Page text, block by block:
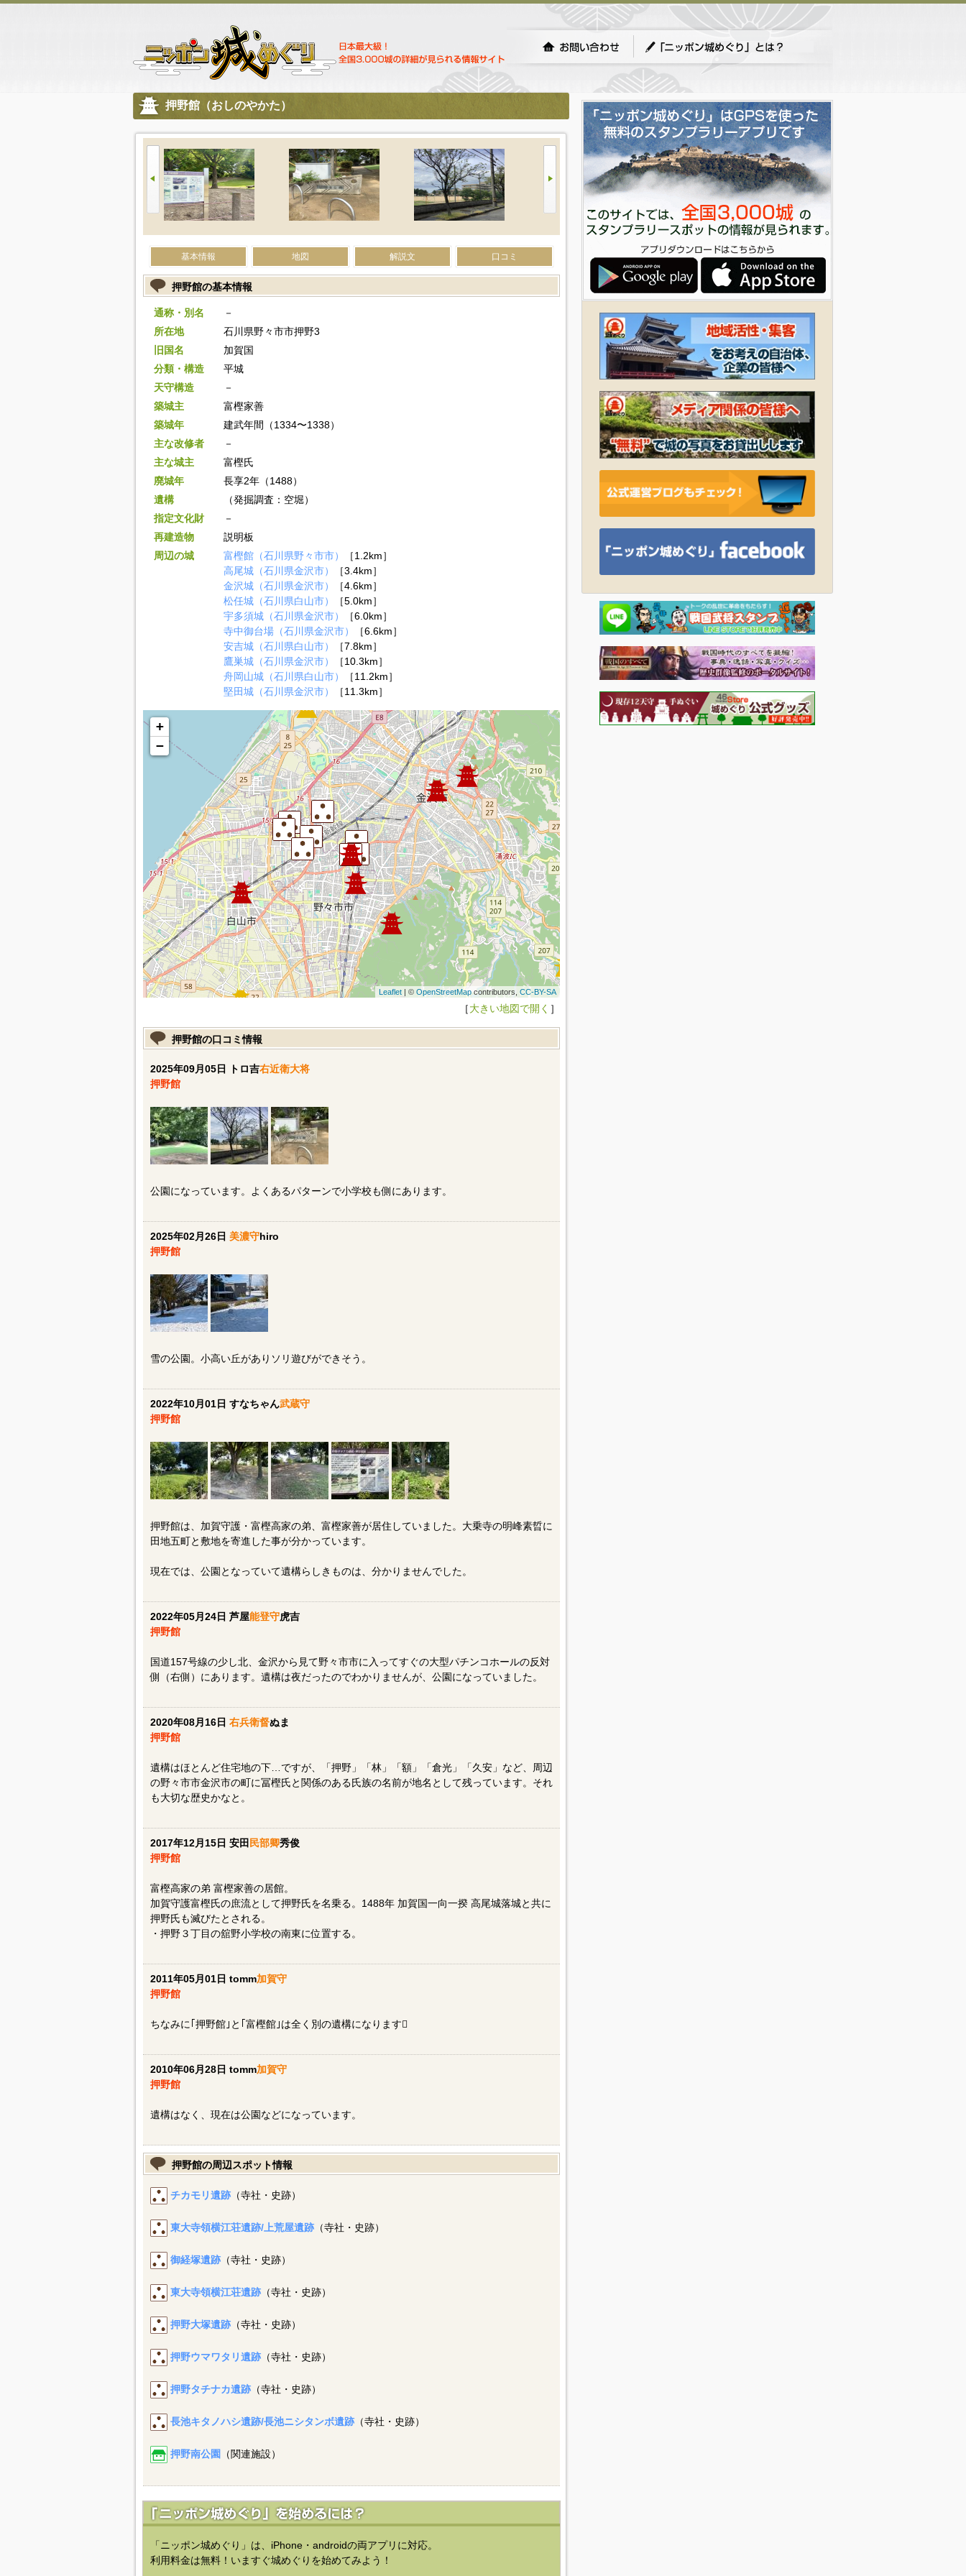
押野館（おしのやかた）
基本情報 地図 解説文 口コミ
押野館の基本情報
通称・別名
－
所在地
石川県野々市市押野3
旧国名
加賀国
分類・構造
平城
天守構造
－
築城主
富樫家善
築城年
建武年間（1334〜1338）
主な改修者
－
主な城主
富樫氏
廃城年
長享2年（1488）
遺構
（発掘調査：空堀）
指定文化財
－
再建造物
説明板
周辺の城
富樫館（石川県野々市市）
［1.2km］
高尾城（石川県金沢市）
［3.4km］
金沢城（石川県金沢市）
［4.6km］
松任城（石川県白山市）
［5.0km］
宇多須城（石川県金沢市）
［6.0km］
寺中御台場（石川県金沢市）
［6.6km］
安吉城（石川県白山市）
［7.8km］
鷹巣城（石川県金沢市）
［10.3km］
舟岡山城（石川県白山市）
［11.2km］
堅田城（石川県金沢市）
［11.3km］
+
−
Leaflet| © OpenStreetMapcontributors, CC-BY-SA
［大きい地図で開く ］
押野館の口コミ情報
2025年09月05日 トロ吉右近衛大将
押野館
公園になっています。よくあるパターンで小学校も側にあります。
2025年02月26日 美濃守hiro
押野館
雪の公園。小高い丘がありソリ遊びができそう。
2022年10月01日 すなちゃん武蔵守
押野館
押野館は、加賀守護・富樫高家の弟、富樫家善が居住していました。大乗寺の明峰素晢に
田地五町と敷地を寄進した事が分かっています。
現在では、公園となっていて遺構らしきものは、分かりませんでした。
2022年05月24日 芦屋能登守虎吉
押野館
国道157号線の少し北、金沢から見て野々市市に入ってすぐの大型パチンコホールの反対
側（右側）にあります。遺構は夜だったのでわかりませんが、公園になっていました。
2020年08月16日 右兵衛督ぬま
押野館
遺構はほとんど住宅地の下…ですが、「押野」「林」「額」「倉光」「久安」など、周辺
の野々市市金沢市の町に冨樫氏と関係のある氏族の名前が地名として残っています。それ
も大切な歴史かなと。
2017年12月15日 安田 民部卿秀俊
押野館
富樫高家の弟 富樫家善の居館。
加賀守護富樫氏の庶流として押野氏を名乗る。1488年 加賀国一向一揆 高尾城落城と共に
押野氏も滅びたとされる。
・押野３丁目の舘野小学校の南東に位置する。
2011年05月01日 tomm加賀守
押野館
ちなみに｢押野館｣と｢富樫館｣は全く別の遺構になります
2010年06月28日 tomm加賀守
押野館
遺構はなく、現在は公園などになっています。
押野館の周辺スポット情報
チカモリ遺跡（寺社・史跡）
東大寺領横江荘遺跡/上荒屋遺跡（寺社・史跡）
御経塚遺跡（寺社・史跡）
東大寺領横江荘遺跡（寺社・史跡）
押野大塚遺跡（寺社・史跡）
押野ウマワタリ遺跡（寺社・史跡）
押野タチナカ遺跡（寺社・史跡）
長池キタノハシ遺跡/長池ニシタンボ遺跡（寺社・史跡）
押野南公園 （関連施設）
「ニッポン城めぐり」は、iPhone・androidの両アプリに対応。
利用料金は無料！いますぐ城めぐりを始めてみよう！